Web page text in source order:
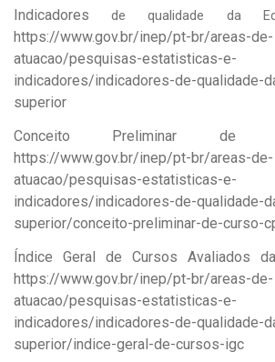
Indicadores de qualidade da
https://www.gov.br/inep/pt-br/areas-de-
atuacao/pesquisas-estatisticas-e-
indicadores/indicadores-de-qualidade-
superior
Conceito Preliminar de
https://www.gov.br/inep/pt-br/areas-de-
atuacao/pesquisas-estatisticas-e-
indicadores/indicadores-de-qualidade-
superior/conceito-preliminar-de-curso-
Índice Geral de Cursos Avaliados
https://www.gov.br/inep/pt-br/areas-de-
atuacao/pesquisas-estatisticas-e-
indicadores/indicadores-de-qualidade-
superior/indice-geral-de-cursos-igc